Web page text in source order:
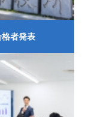
格者発表